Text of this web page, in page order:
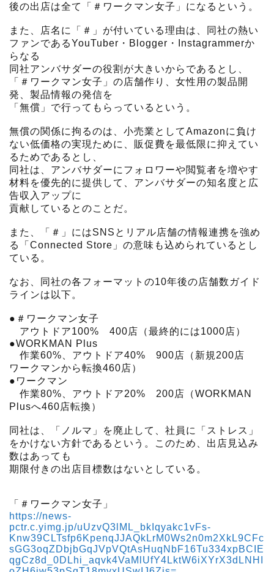
後の出店は全て「＃ワークマン女子」になるという。
また、店名に「＃」が付いている理由は、同社の熱い
ファンであるYouTuber・Blogger・Instagrammerか
らなる
同社アンバサダーの役割が大きいからであるとし、
「＃ワークマン女子」の店舗作り、女性用の製品開
発、製品情報の発信を
「無償」で行ってもらっているという。
無償の関係に拘るのは、小売業としてAmazonに負け
ない低価格の実現ために、販促費を最低限に抑えてい
るためであるとし、
同社は、アンバサダーにフォロワーや閲覧者を増やす
材料を優先的に提供して、アンバサダーの知名度と広
告収入アップに
貢献しているとのことだ。
また、「＃」にはSNSとリアル店舗の情報連携を強め
る「Connected Store」の意味も込められているとし
ている。
なお、同社の各フォーマットの10年後の店舗数ガイド
ラインは以下。
●＃ワークマン女子
アウトドア100% 400店（最終的には1000店）
●WORKMAN Plus
作業60%、アウトドア40% 900店（新規200店
ワークマンから転換460店）
●ワークマン
作業80%、アウトドア20% 200店（WORKMAN
Plusへ460店転換）
同社は、「ノルマ」を廃止して、社員に「ストレス」
をかけない方針であるという。このため、出店見込み
数はあっても
期限付きの出店目標数はないとしている。
「＃ワークマン女子」
https://news-
pctr.c.yimg.jp/uUzvQ3lML_bkIqyakc1vFs-
Knw39CLTsfp6KpenqJJAQkLrM0Ws2n0m2XkL9CFc
sGG3oqZDbjbGqJVpVQtAsHuqNbF16Tu334xpBCIE
qgCz8d_0DLhi_aqvk4VaMlUfY4LktW6iXYrX3dLNHI